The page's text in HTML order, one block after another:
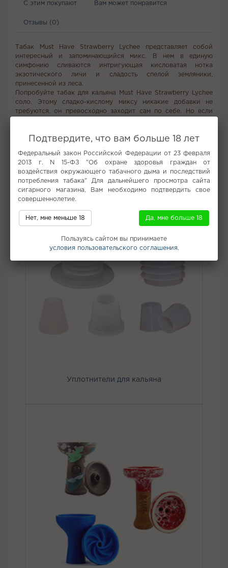
С этим покупают Вам может понравится
Отзывы (0)
Табак Must Have Strawberry Lychee представляет собой
интересный и запоминающийся микс. В нем в единую
симфонию сливаются интригующая кисловатая нотка
экзотического личи и сладость спелой земляники,
принесенной из леса.
Попробуйте табак для кальяна Must Have Strawberry Lychee
соло. Этому сладко-кислому миксу никакие добавки не
требуются, он превосходно заходит сам по себе. Но если
Табак Must Have со вкусом Strawberry Lychee доставит вам
Не забудьте купить
Уплотнители для кальяна
Подтвердите, что вам больше 18 лет
Федеральный закон Российской Федерации от 23 февраля
2013 г. N 15-ФЗ "Об охране здоровья граждан от
воздействия окружающего табачного дыма и последствий
потребления табака" Для дальнейшего просмотра сайта
сигарного магазина, Вам необходимо подтвердить свое
совершеннолетие.
Нет, мне меньше 18 Да, мне больше 18
Пользуясь сайтом вы принимаете
условия пользовательского соглашения.